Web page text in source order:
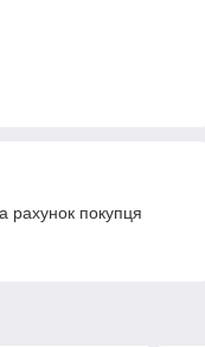
рахунок покупця